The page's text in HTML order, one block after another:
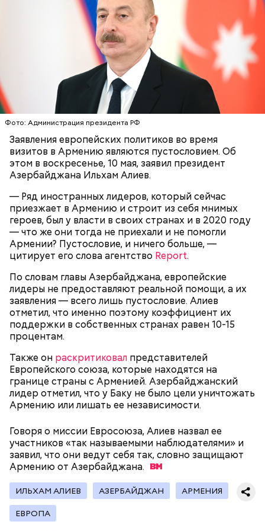
Фото: Администрация президента РФ
Заявления европейских политиков во время
визитов в Армению являются пустословием. Об
этом в воскресенье, 10 мая, заявил президент
Азербайджана Ильхам Алиев.
— Ряд иностранных лидеров, который сейчас
приезжает в Армению и строит из себя мнимых
героев, был у власти в своих странах и в 2020 году
— что же они тогда не приехали и не помогли
Армении? Пустословие, и ничего больше, —
цитирует его слова агентство Report.
По словам главы Азербайджана, европейские
лидеры не предоставляют реальной помощи, а их
заявления — всего лишь пустословие. Алиев
отметил, что именно поэтому коэффициент их
поддержки в собственных странах равен 10-15
процентам.
Также он раскритиковал представителей
Европейского союза, которые находятся на
границе страны с Арменией. Азербайджанский
лидер отметил, что у Баку не было цели уничтожать
Армению или лишать ее независимости.
Говоря о миссии Евросоюза, Алиев назвал ее
участников «так называемыми наблюдателями» и
заявил, что они ведут себя так, словно защищают
Армению от Азербайджана.
ИЛЬХАМ АЛИЕВ АЗЕРБАЙДЖАН АРМЕНИЯ
ЕВРОПА
Остров Сокотра, Йемен
Фото: Shutterstock
Главная особенность острова Сокотра —
драконовые деревья, которые растут только здесь.
Внешне они напоминают большие грибы, а
драконовыми их называют из-за красного цвета
смолы, которую местные жители сравнивают с
кровью дракона. Они же используют ее в
медицинских целях и красят ей ткань и волосы.
других растений, которых в мире больше нигде не
встретить. На Сокотре также есть горы,
известняковое плато и прибрежные равнины,
которые дополняют «внеземную» атмосферу.
Он находился на посту менеджера, занимался
наймом персонала и продажей продуктов. В 2000
генерального директора. Им он оставался до 2014
года, после чего ушел с поста, но остался
держателем акций компании. Сейчас его состояние
оценивается в 126 миллиардов долларов.
Сергей Брин
Фото: World Economic Forum / CC BY-NC-SA 2.0